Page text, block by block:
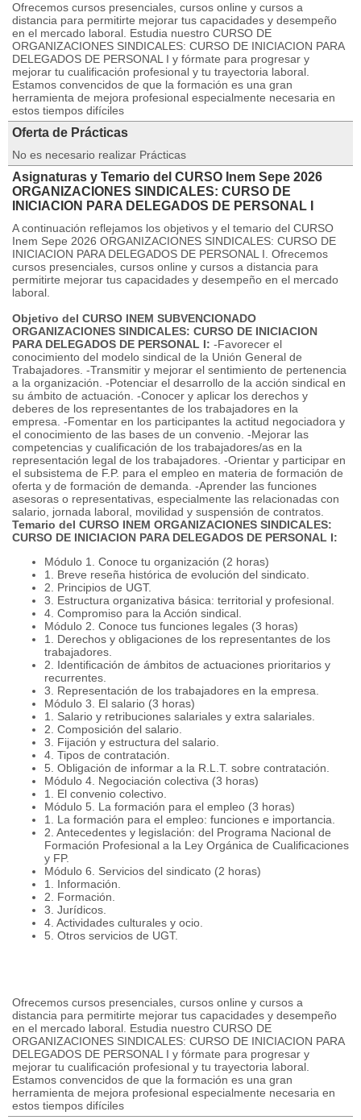
Ofrecemos cursos presenciales, cursos online y cursos a
distancia para permitirte mejorar tus capacidades y desempeño
en el mercado laboral. Estudia nuestro CURSO DE
ORGANIZACIONES SINDICALES: CURSO DE INICIACION PARA
DELEGADOS DE PERSONAL I y fórmate para progresar y
mejorar tu cualificación profesional y tu trayectoria laboral.
Estamos convencidos de que la formación es una gran
herramienta de mejora profesional especialmente necesaria en
estos tiempos difíciles
Oferta de Prácticas
No es necesario realizar Prácticas
Asignaturas y Temario del CURSO Inem Sepe 2026
ORGANIZACIONES SINDICALES: CURSO DE
INICIACION PARA DELEGADOS DE PERSONAL I
A continuación reflejamos los objetivos y el temario del CURSO
Inem Sepe 2026 ORGANIZACIONES SINDICALES: CURSO DE
INICIACION PARA DELEGADOS DE PERSONAL I. Ofrecemos
cursos presenciales, cursos online y cursos a distancia para
permitirte mejorar tus capacidades y desempeño en el mercado
laboral.
Objetivo del CURSO INEM SUBVENCIONADO
ORGANIZACIONES SINDICALES: CURSO DE INICIACION
PARA DELEGADOS DE PERSONAL I: -Favorecer el
conocimiento del modelo sindical de la Unión General de
Trabajadores. -Transmitir y mejorar el sentimiento de pertenencia
a la organización. -Potenciar el desarrollo de la acción sindical en
su ámbito de actuación. -Conocer y aplicar los derechos y
deberes de los representantes de los trabajadores en la
empresa. -Fomentar en los participantes la actitud negociadora y
el conocimiento de las bases de un convenio. -Mejorar las
competencias y cualificación de los trabajadores/as en la
representación legal de los trabajadores. -Orientar y participar en
el subsistema de F.P. para el empleo en materia de formación de
oferta y de formación de demanda. -Aprender las funciones
asesoras o representativas, especialmente las relacionadas con
salario, jornada laboral, movilidad y suspensión de contratos.
Temario del CURSO INEM ORGANIZACIONES SINDICALES:
CURSO DE INICIACION PARA DELEGADOS DE PERSONAL I:
Módulo 1. Conoce tu organización (2 horas)
1. Breve reseña histórica de evolución del sindicato.
2. Principios de UGT.
3. Estructura organizativa básica: territorial y profesional.
4. Compromiso para la Acción sindical.
Módulo 2. Conoce tus funciones legales (3 horas)
1. Derechos y obligaciones de los representantes de los
trabajadores.
2. Identificación de ámbitos de actuaciones prioritarios y
recurrentes.
3. Representación de los trabajadores en la empresa.
Módulo 3. El salario (3 horas)
1. Salario y retribuciones salariales y extra salariales.
2. Composición del salario.
3. Fijación y estructura del salario.
4. Tipos de contratación.
5. Obligación de informar a la R.L.T. sobre contratación.
Módulo 4. Negociación colectiva (3 horas)
1. El convenio colectivo.
Módulo 5. La formación para el empleo (3 horas)
1. La formación para el empleo: funciones e importancia.
2. Antecedentes y legislación: del Programa Nacional de
Formación Profesional a la Ley Orgánica de Cualificaciones
y FP.
Módulo 6. Servicios del sindicato (2 horas)
1. Información.
2. Formación.
3. Jurídicos.
4. Actividades culturales y ocio.
5. Otros servicios de UGT.
Ofrecemos cursos presenciales, cursos online y cursos a
distancia para permitirte mejorar tus capacidades y desempeño
en el mercado laboral. Estudia nuestro CURSO DE
ORGANIZACIONES SINDICALES: CURSO DE INICIACION PARA
DELEGADOS DE PERSONAL I y fórmate para progresar y
mejorar tu cualificación profesional y tu trayectoria laboral.
Estamos convencidos de que la formación es una gran
herramienta de mejora profesional especialmente necesaria en
estos tiempos difíciles